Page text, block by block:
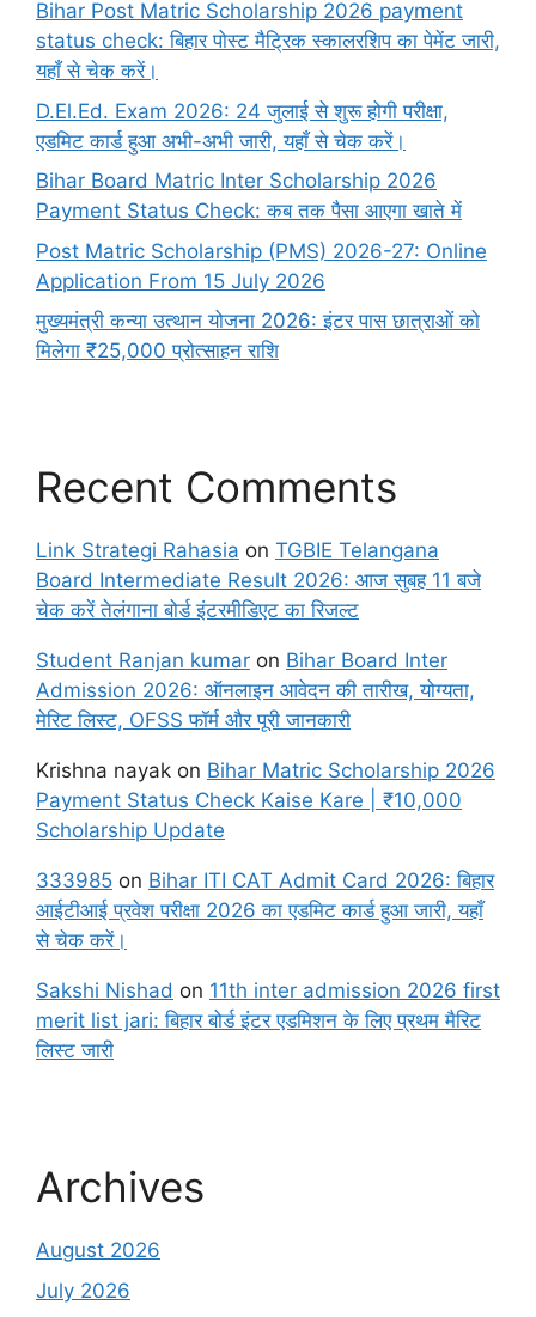
Bihar Post Matric Scholarship 2026 payment
status check: बिहार पोस्ट मैट्रिक स्कालरशिप का पेमेंट जारी,
यहाँ से चेक करें।
D.El.Ed. Exam 2026: 24 जुलाई से शुरू होगी परीक्षा,
एडमिट कार्ड हुआ अभी-अभी जारी, यहाँ से चेक करें।
Bihar Board Matric Inter Scholarship 2026
Payment Status Check: कब तक पैसा आएगा खाते में
Post Matric Scholarship (PMS) 2026-27: Online
Application From 15 July 2026
मुख्यमंत्री कन्या उत्थान योजना 2026: इंटर पास छात्राओं को
मिलेगा ₹25,000 प्रोत्साहन राशि
Recent Comments
Link Strategi Rahasia on TGBIE Telangana
Board Intermediate Result 2026: आज सुबह 11 बजे
चेक करें तेलंगाना बोर्ड इंटरमीडिएट का रिजल्ट
Student Ranjan kumar on Bihar Board Inter
Admission 2026: ऑनलाइन आवेदन की तारीख, योग्यता,
मेरिट लिस्ट, OFSS फॉर्म और पूरी जानकारी
Krishna nayak on Bihar Matric Scholarship 2026
Payment Status Check Kaise Kare | ₹10,000
Scholarship Update
333985 on Bihar ITI CAT Admit Card 2026: बिहार
आईटीआई प्रवेश परीक्षा 2026 का एडमिट कार्ड हुआ जारी, यहाँ
से चेक करें।
Sakshi Nishad on 11th inter admission 2026 first
merit list jari: बिहार बोर्ड इंटर एडमिशन के लिए प्रथम मैरिट
लिस्ट जारी
Archives
August 2026
July 2026